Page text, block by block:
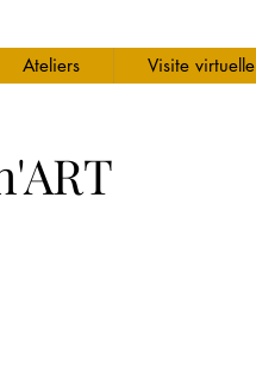
Ateliers Visite virtuelle